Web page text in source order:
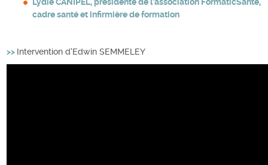
Lydie CANIPEL, présidente de l’association FormaticSanté,
cadre santé et infirmière de formation
>> Intervention d’Edwin SEMMELEY